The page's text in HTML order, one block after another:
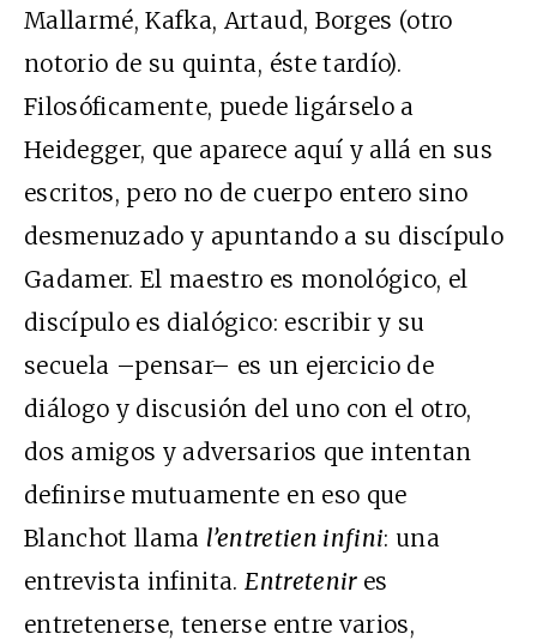
Mallarmé, Kafka, Artaud, Borges (otro
notorio de su quinta, éste tardío).
Filosóficamente, puede ligárselo a
Heidegger, que aparece aquí y allá en sus
escritos, pero no de cuerpo entero sino
desmenuzado y apuntando a su discípulo
Gadamer. El maestro es monológico, el
discípulo es dialógico: escribir y su
secuela –pensar– es un ejercicio de
diálogo y discusión del uno con el otro,
dos amigos y adversarios que intentan
definirse mutuamente en eso que
Blanchot llama l’entretien infini: una
entrevista infinita. Entretenir es
entretenerse, tenerse entre varios,